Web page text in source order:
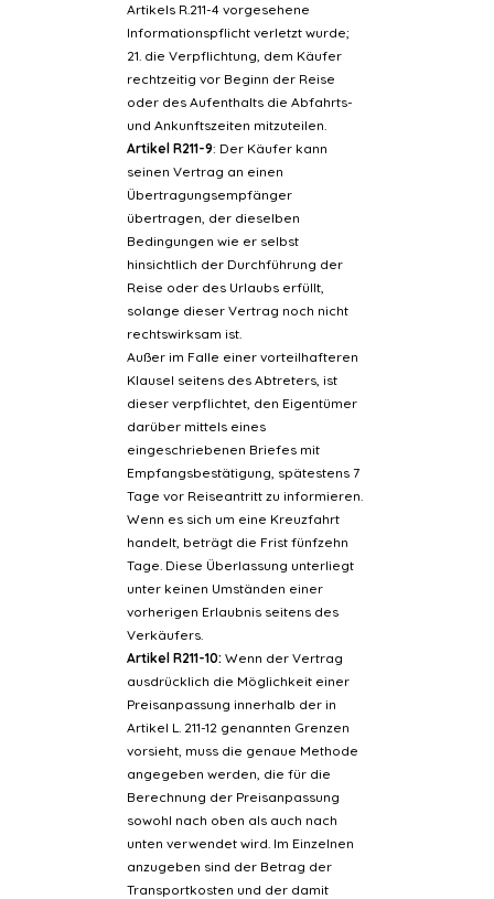
Artikels R.211-4 vorgesehene
Informationspflicht verletzt wurde;
21. die Verpflichtung, dem Käufer
rechtzeitig vor Beginn der Reise
oder des Aufenthalts die Abfahrts-
und Ankunftszeiten mitzuteilen.
Artikel R211-9: Der Käufer kann
seinen Vertrag an einen
Übertragungsempfänger
übertragen, der dieselben
Bedingungen wie er selbst
hinsichtlich der Durchführung der
Reise oder des Urlaubs erfüllt,
solange dieser Vertrag noch nicht
rechtswirksam ist.
Außer im Falle einer vorteilhafteren
Klausel seitens des Abtreters, ist
dieser verpflichtet, den Eigentümer
darüber mittels eines
eingeschriebenen Briefes mit
Empfangsbestätigung, spätestens 7
Tage vor Reiseantritt zu informieren.
Wenn es sich um eine Kreuzfahrt
handelt, beträgt die Frist fünfzehn
Tage. Diese Überlassung unterliegt
unter keinen Umständen einer
vorherigen Erlaubnis seitens des
Verkäufers.
Artikel R211-10: Wenn der Vertrag
ausdrücklich die Möglichkeit einer
Preisanpassung innerhalb der in
Artikel L. 211-12 genannten Grenzen
vorsieht, muss die genaue Methode
angegeben werden, die für die
Berechnung der Preisanpassung
sowohl nach oben als auch nach
unten verwendet wird. Im Einzelnen
anzugeben sind der Betrag der
Transportkosten und der damit